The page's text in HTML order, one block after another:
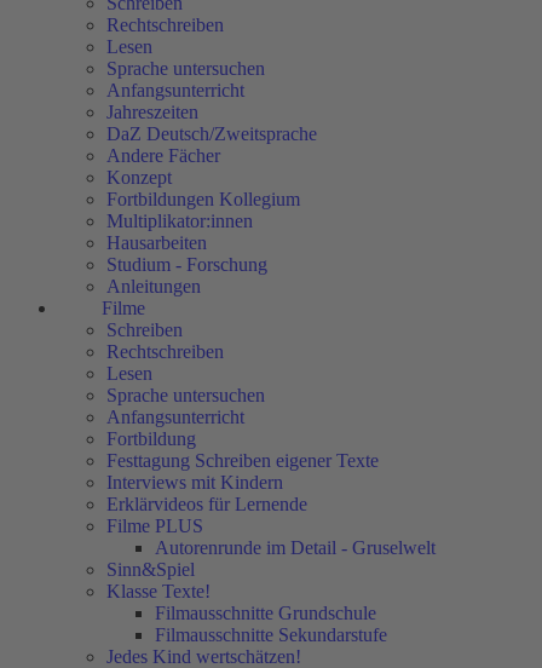
Rechtschreiben
Lesen
Sprache untersuchen
Anfangsunterricht
Jahreszeiten
DaZ Deutsch/Zweitsprache
Andere Fächer
Konzept
Fortbildungen Kollegium
Multiplikator:innen
Hausarbeiten
Studium - Forschung
Anleitungen
Filme
Schreiben
Rechtschreiben
Lesen
Sprache untersuchen
Anfangsunterricht
Fortbildung
Festtagung Schreiben eigener Texte
Interviews mit Kindern
Erklärvideos für Lernende
Filme PLUS
Autorenrunde im Detail - Gruselwelt
Sinn&Spiel
Klasse Texte!
Filmausschnitte Grundschule
Filmausschnitte Sekundarstufe
Jedes Kind wertschätzen!